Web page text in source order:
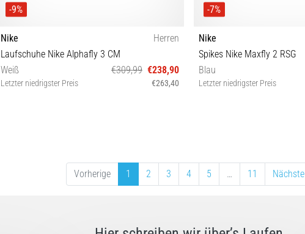
-9%
Nike
Herren
Laufschuhe Nike Alphafly 3 CM
Weiß
€309,99 €238,90
Letzter niedrigster Preis €263,40
-7%
Nike
Spikes Nike Maxfly 2 RSG
Blau
Letzter niedrigster Preis
Vorherige 1 2 3 4 5 … 11 Nächste